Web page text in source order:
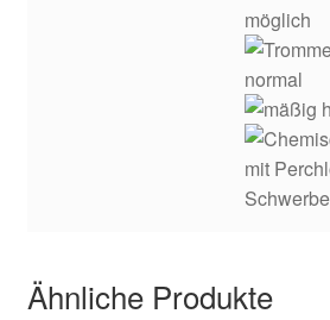
Ähnliche Produkte